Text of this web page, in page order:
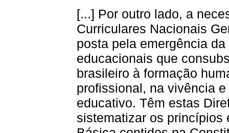
[...] Por outro lado, a
Curriculares Nacionais
posta pela emergência
educacionais que
brasileiro à formação
profissional, na vivência
educativo. Têm estas
sistematizar os princípios